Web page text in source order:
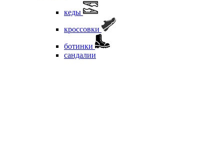
кеды
кроссовки
ботинки
сандалии